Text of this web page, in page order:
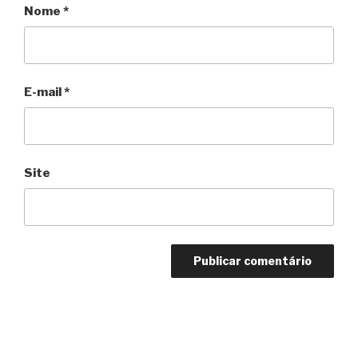
Nome *
E-mail*
Site